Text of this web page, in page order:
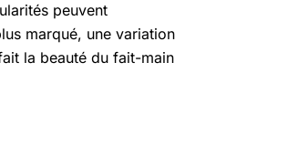
peuvent
marqué, une variation
la beauté du fait-main